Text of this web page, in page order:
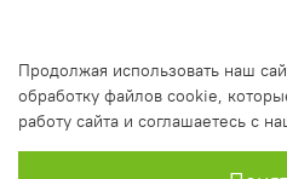
Продолжая использовать наш
обработку файлов cookie,
работу сайта и соглашаетесь с